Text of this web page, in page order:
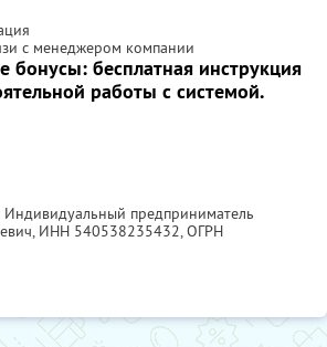
с менеджером компании
бонусы: бесплатная инструкция
работы с системой.
Индивидуальный предприниматель
ИНН 540538235432, ОГРН